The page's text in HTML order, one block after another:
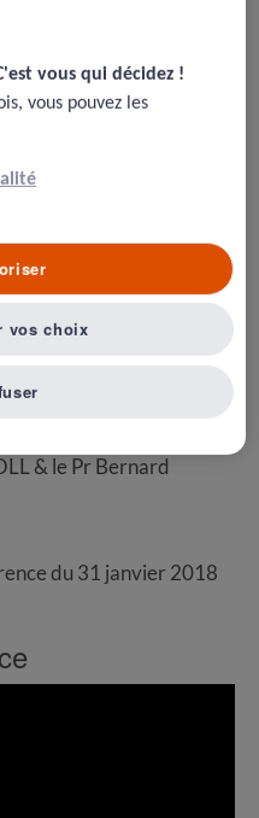
: 17/02/2026
et paramédicaux
établissements de santé,
tentative de suicide
suicidaire ? Comment
sont encourus par les
négligé le dépistage
& le Pr Bernard
du 31 janvier 2018
vous qui décidez !​
vous pouvez les
vos choix